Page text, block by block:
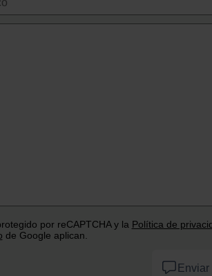
por reCAPTCHA y la Política de
de Google aplican.